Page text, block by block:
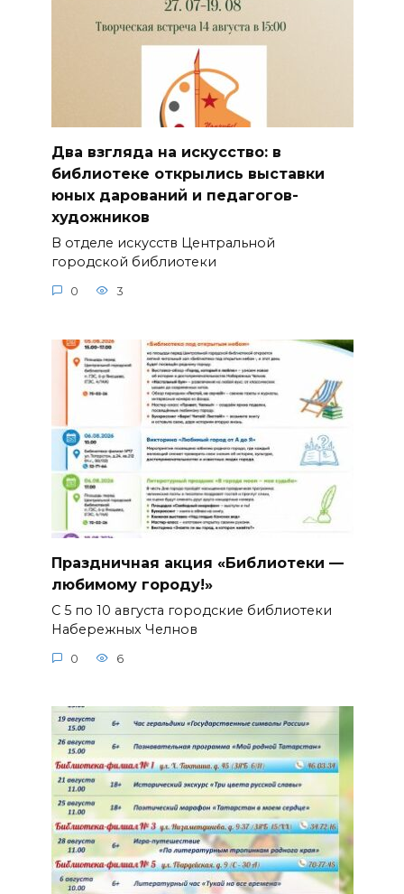
Два взгляда на искусство: в
библиотеке открылись выставки
юных дарований и педагогов-
художников
В отделе искусств Центральной
городской библиотеки
0 3
Праздничная акция «Библиотеки —
любимому городу!»
С 5 по 10 августа городские библиотеки
Набережных Челнов
0 6